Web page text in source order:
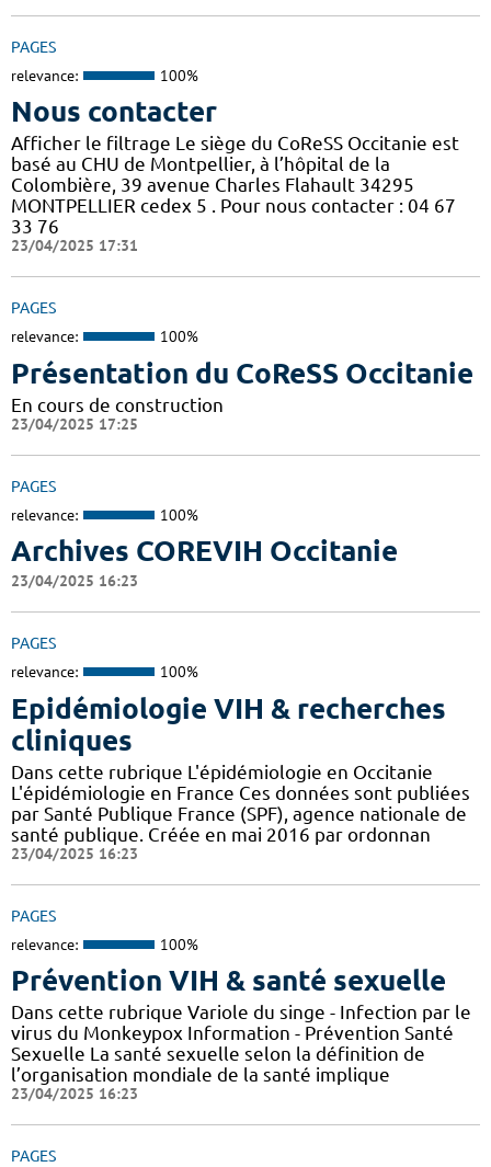
PAGES
relevance: 100%
Nous contacter
Afficher le filtrage Le siège du CoReSS Occitanie est
basé au CHU de Montpellier, à l’hôpital de la
Colombière, 39 avenue Charles Flahault 34295
MONTPELLIER cedex 5 . Pour nous contacter : 04 67
33 76
23/04/2025 17:31
PAGES
relevance: 100%
Présentation du CoReSS Occitanie
En cours de construction
23/04/2025 17:25
PAGES
relevance: 100%
Archives COREVIH Occitanie
23/04/2025 16:23
PAGES
relevance: 100%
Epidémiologie VIH & recherches
cliniques
Dans cette rubrique L'épidémiologie en Occitanie
L'épidémiologie en France Ces données sont publiées
par Santé Publique France (SPF), agence nationale de
santé publique. Créée en mai 2016 par ordonnan
23/04/2025 16:23
PAGES
relevance: 100%
Prévention VIH & santé sexuelle
Dans cette rubrique Variole du singe - Infection par le
virus du Monkeypox Information - Prévention Santé
Sexuelle La santé sexuelle selon la définition de
l’organisation mondiale de la santé implique
23/04/2025 16:23
PAGES